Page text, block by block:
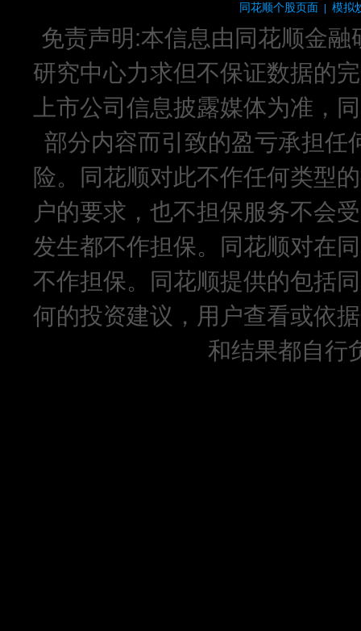
同花顺个股页面 模拟
免责声明:本信息由同花顺金
研究中心力求但不保证数据的
上市公司信息披露媒体为准，
部分内容而引致的盈亏承担任
险。同花顺对此不作任何类型
户的要求，也不担保服务不会
发生都不作担保。同花顺对在
不作担保。同花顺提供的包括
何的投资建议，用户查看或依
和结果都自行